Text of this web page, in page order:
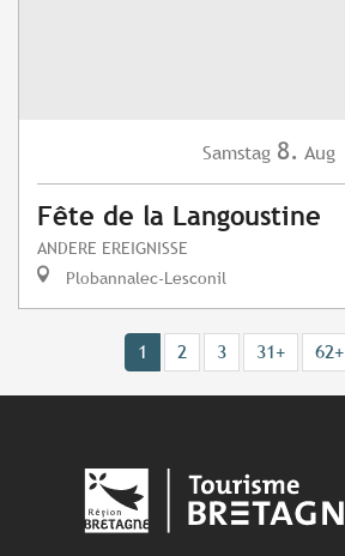
Samstag 8. Aug
Fête de la Langoustine
ANDERE EREIGNISSE
Plobannalec-Lesconil
1 2 3 31+ 62+